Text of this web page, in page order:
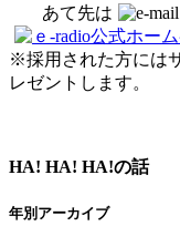
あて先は
※採用された方には
レゼントします。
HA! HA! HA!の話
年別アーカイブ